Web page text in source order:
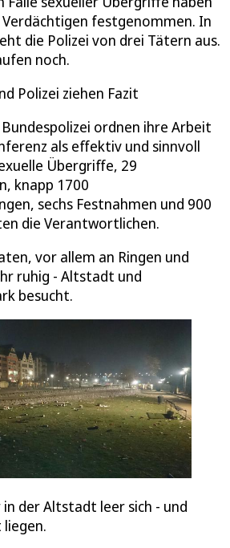
festgenommen. In
die Polizei von drei Tätern aus.
noch.
Polizei ziehen Fazit
ordnen ihre Arbeit
als effektiv und sinnvoll
Übergriffe, 29
knapp 1700
sechs Festnahmen und 900
die Verantwortlichen.
vor allem an Ringen und
ruhig - Altstadt und
besucht.
in der Altstadt leer sich - und